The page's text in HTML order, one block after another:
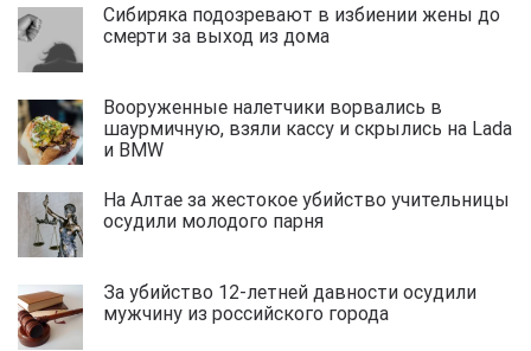
Сибиряка подозревают в избиении жены до
смерти за выход из дома
Вооруженные налетчики ворвались в
шаурмичную, взяли кассу и скрылись на Lada
и BMW
На Алтае за жестокое убийство учительницы
осудили молодого парня
За убийство 12-летней давности осудили
мужчину из российского города